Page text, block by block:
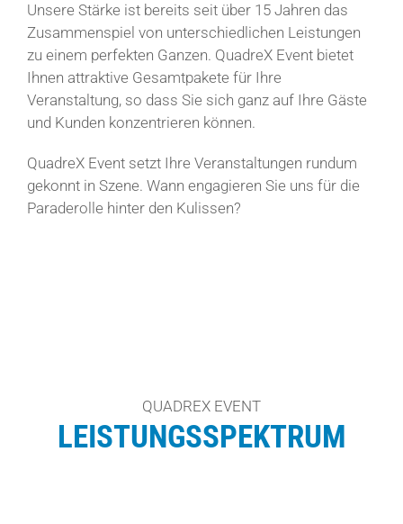
Unsere Stärke ist bereits seit über 15 Jahren das
Zusammenspiel von unterschiedlichen Leistungen
zu einem perfekten Ganzen. QuadreX Event bietet
Ihnen attraktive Gesamtpakete für Ihre
Veranstaltung, so dass Sie sich ganz auf Ihre Gäste
und Kunden konzentrieren können.
QuadreX Event setzt Ihre Veranstaltungen rundum
gekonnt in Szene. Wann engagieren Sie uns für die
Paraderolle hinter den Kulissen?
QUADREX EVENT
LEISTUNGSSPEKTRUM